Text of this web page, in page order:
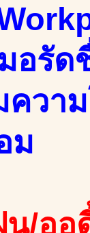
อรัด
ควา
ม
น/ออ